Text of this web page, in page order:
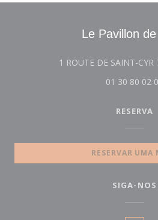
Le Pavillon
1 ROUTE DE SAINT-
01 30 80 02
RESERVA
RESERVAR UMA
SIGA-NOS